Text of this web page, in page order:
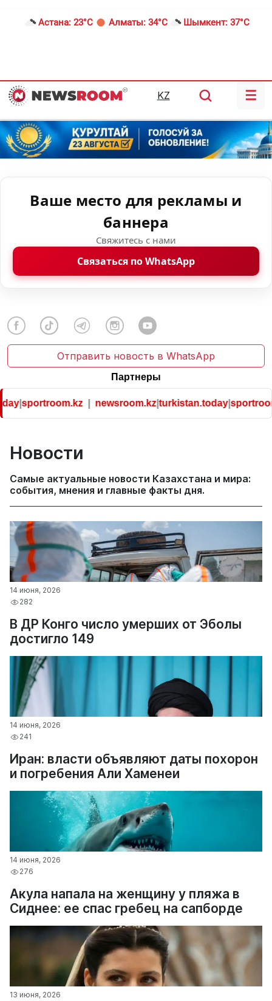
Астана: 23°C Алматы: 34°C Шымкент: 37°C
KZ ☰
Ваше место для рекламы и
баннера
Свяжитесь с нами
Связаться по WhatsApp
Отправить новость в WhatsApp
Партнеры
|newsroom.kz|turkistan.today|sportroom.kz
Новости
Самые актуальные новости Казахстана и мира:
события, мнения и главные факты дня.
14 июня, 2026
282
В ДР Конго число умерших от Эболы
достигло 149
14 июня, 2026
241
Иран: власти объявляют даты похорон
и погребения Али Хаменеи
14 июня, 2026
276
Акула напала на женщину у пляжа в
Сиднее: ее спас гребец на сапборде
13 июня, 2026